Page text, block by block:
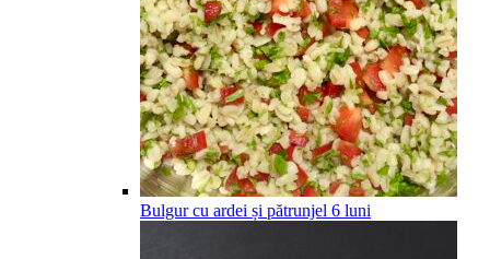
Bulgur cu ardei și pătrunjel 6 luni